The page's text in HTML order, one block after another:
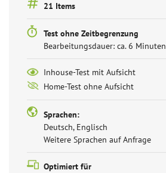
21 Items
Test ohne Zeitbegrenzung
Bearbeitungsdauer: ca. 6 Minuten
Inhouse-Test mit Aufsicht
Home-Test ohne Aufsicht
Sprachen:
Deutsch, Englisch
Weitere Sprachen auf Anfrage
Optimiert für